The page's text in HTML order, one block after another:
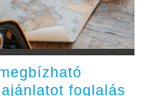
foglalás